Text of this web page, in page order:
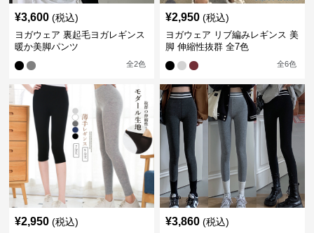
¥3,600 (税込)
ヨガウェア 裏起毛ヨガレギンス
暖か美脚パンツ
全2色
¥2,950 (税込)
ヨガウェア リブ編みレギンス 美
脚 伸縮性抜群 全7色
全6色
¥2,950 (税込) ¥3,860 (税込)